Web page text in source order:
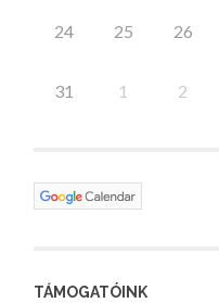
24 25 26
31 1 2
TÁMOGATÓINK